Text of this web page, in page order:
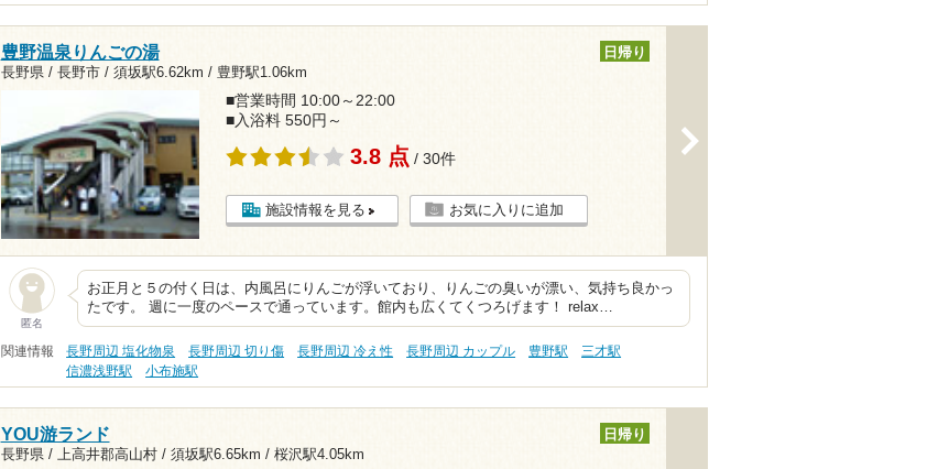
豊野温泉りんごの湯
長野県 / 長野市 / 須坂駅6.62km / 豊野駅1.06km
日帰り
■営業時間 10:00～22:00
■入浴料 550円～
3.8 点 / 30件
施設情報を見る お気に入りに追加
匿名
お正月と５の付く日は、内風呂にりんごが浮いており、りんごの臭いが漂い、気持ち良かっ
たです。 週に一度のペースで通っています。館内も広くてくつろげます！ relax…
関連情報 長野周辺 塩化物泉 長野周辺 切り傷 長野周辺 冷え性 長野周辺 カップル 豊野駅
三才駅
信濃浅野駅
小布施駅
YOU游ランド
長野県 / 上高井郡高山村 / 須坂駅6.65km / 桜沢駅4.05km
日帰り